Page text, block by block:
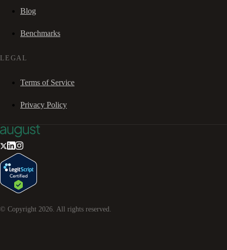
Blog
Benchmarks
LEGAL
Terms of Service
Privacy Policy
© Copyright 2026 . All rights reserved.